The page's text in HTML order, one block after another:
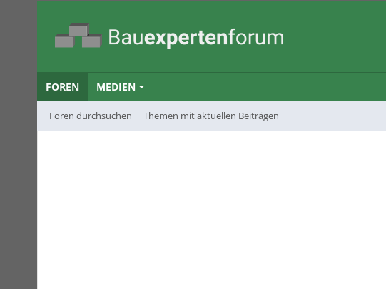
FOREN
Foren durchsuchen Themen mit aktuellen Beiträgen
MEDIEN